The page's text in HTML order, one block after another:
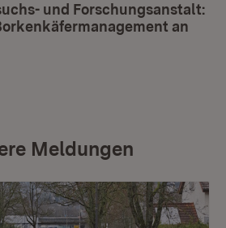
und Forschungsanstalt:
an
Meldungen